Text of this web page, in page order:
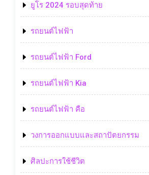
ยูโร 2024 รอบสุดท้าย
รถยนต์ไฟฟ้า
รถยนต์ไฟฟ้า Ford
รถยนต์ไฟฟ้า Kia
รถยนต์ไฟฟ้า คือ
วงการออกแบบและสถาปัตยกรรม
ศิลปะการใช้ชีวิต